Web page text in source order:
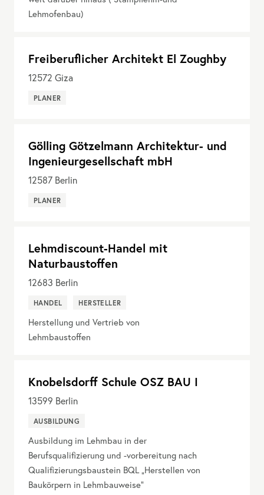
Lehmofenbau)
Freiberuflicher Architekt El Zoughby
12572 Giza
PLANER
Gölling Götzelmann Architektur- und
Ingenieurgesellschaft mbH
12587 Berlin
PLANER
Lehmdiscount-Handel mit
Naturbaustoffen
12683 Berlin
HANDEL HERSTELLER
Herstellung und Vertrieb von
Lehmbaustoffen
Knobelsdorff Schule OSZ BAU I
13599 Berlin
AUSBILDUNG
Ausbildung im Lehmbau in der
Berufsqualifizierung und -vorbereitung nach
Qualifizierungsbaustein BQL „Herstellen von
Baukörpern in Lehmbauweise“